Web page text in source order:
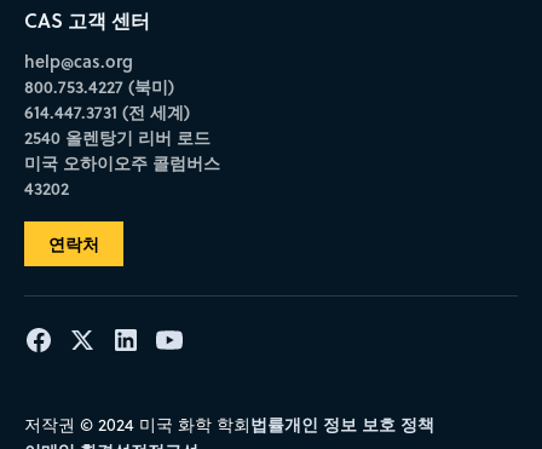
CAS 고객 센터
help@cas.org
800.753.4227 (북미)
614.447.3731 (전 세계)
2540 올렌탕기 리버 로드
미국 오하이오주 콜럼버스
43202
연락처
저작권 © 2024 미국 화학 학회법률개인 정보 보호 정책